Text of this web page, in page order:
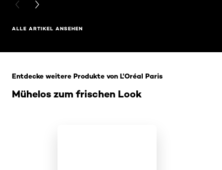
PREVIOUS CARD
NEXT CARD
ALLE ARTIKEL ANSEHEN
Mühelos zum frischen Look
Entdecke weitere Produkte von L'Oréal Paris